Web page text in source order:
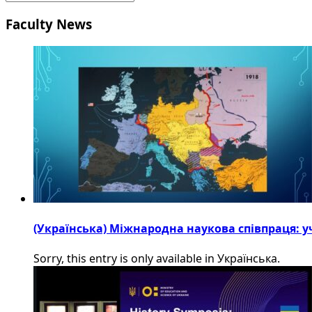
Faculty News
(Українська) Міжнародна наукова співпраця:
Sorry, this entry is only available in Українська.